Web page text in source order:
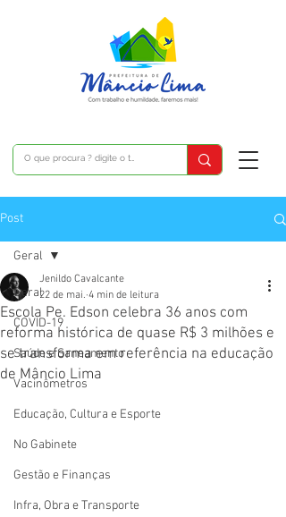
Post
Geral
COVID-19
Saúde e Saneamento
Vacinômetros
Educação, Cultura e Esporte
No Gabinete
Gestão e Finanças
Infra, Obra e Transporte
Geral
Escola Pe. Edson celebra 36 anos com
reforma histórica de quase R$ 3 milhões e
se transforma em referência na educação
de Mâncio Lima
Jenildo Cavalcante
22 de mai. 4 min de leitura